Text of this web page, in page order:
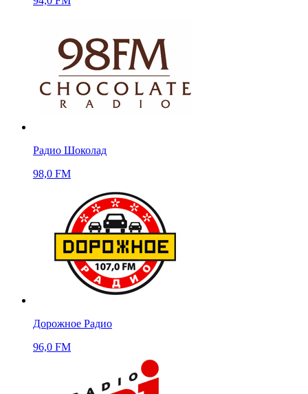
Радио Шоколад
98,0 FM
Дорожное Радио
96,0 FM